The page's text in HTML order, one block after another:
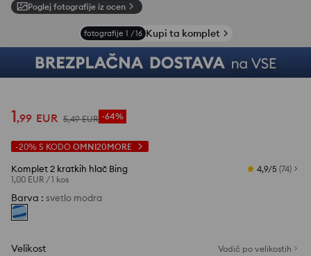
Poglej fotografije iz ocen
fotografije 1 /16 Kupi ta komplet
1,99 EUR 5,49 EUR -64%
-20% S KODO OMNI20MORE
Komplet 2 kratkih hlač Bing
1,00 EUR /1 kos
4,9/5 (74)
Barva : svetlo modra
Velikost Vodič po velikostih